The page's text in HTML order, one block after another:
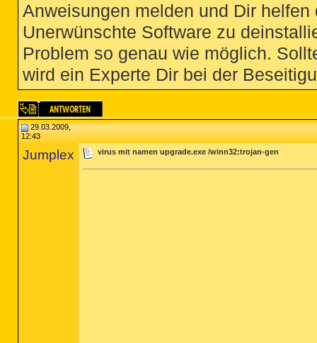
Anweisungen melden und Dir
Unerwünschte Software zu
Problem so genau wie möglich.
wird ein Experte Dir bei der
29.03.2009,
12:43
Jumplex virus mit namen upgrade.exe /winn32:trojan-gen